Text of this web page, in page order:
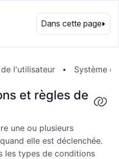
FR
Dans cette page
l'utilisateur Système
et règles de
une ou plusieurs
elle est déclenchée.
les types de conditions